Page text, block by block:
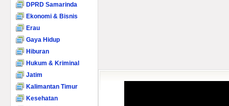
DPRD Samarinda
Ekonomi & Bisnis
Erau
Gaya Hidup
Hiburan
Hukum & Kriminal
Jatim
Kalimantan Timur
Kesehatan